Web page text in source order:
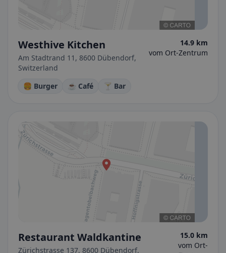
Westhive Kitchen
Am Stadtrand 11, 8600 Dübendorf,
Switzerland
14.9 km
vom Ort-Zentrum
🍔 Burger ☕ Café 🍸 Bar
Restaurant Waldkantine
Zürichstrasse 137, 8600 Dübendorf,
15.0 km
vom Ort-